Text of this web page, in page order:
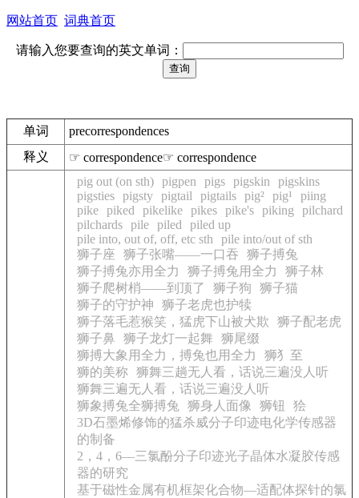
网站首页 词典首页
请输入您要查询的英文单词：
单词
precorrespondences
释义
☞ correspondence☞ correspondence
pig out (on sth) pigpen pigs pigskin
pigskins
pigsties pigsty pigtail pigtails pig² pig¹
piing
pike piked pikelike pikes pike's piking
pilchard
pilchards pile piled
piled up
pile into, out of, off, etc sth
pile into/out of sth
狮子座
狮子张嘴——一口吞
狮子搏兔
狮子搏兔亦用全力
狮子搏兔用全力
狮子林
狮子爬树梢——到顶了
狮子狗
狮子猫
狮子的守护神
狮子老虎也护犊
狮子落毛惹猴笑，猛虎下山被犬欺
狮子配老虎
狮子鼻
狮子龙灯一起舞
狮尾缀
狮搏大象用全力，搏兔也用全力
狮犭至
狮的美称 狮舞三趟无人看，话说三遍没人听
狮舞三遍无人看，话说三遍没人听
狮象搏兔全狮搏兔
狮身人面像 狮钮
狯
3D石墨烯修饰的猛杀威分子印迹电化学传感器
的制备
2，4，6—三氯酚分子印迹光子晶体水凝胶传感
器的研究
基于磁性金属有机框架化合物—适配体探针的氯